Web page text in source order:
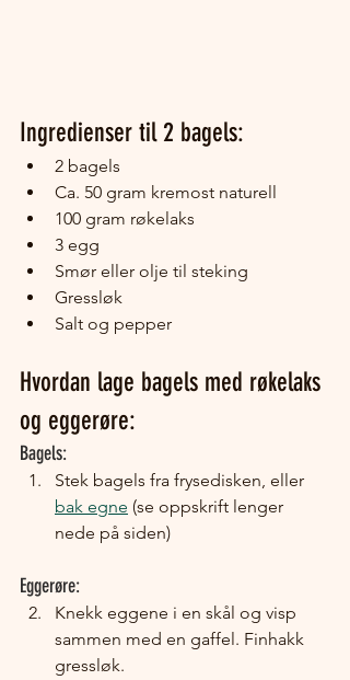
Ingredienser til 2 bagels:
2 bagels
Ca. 50 gram kremost naturell
100 gram røkelaks
3 egg
Smør eller olje til steking
Gressløk
Salt og pepper
Hvordan lage bagels med røkelaks
og eggerøre:
Bagels:
Stek bagels fra frysedisken, eller
bak egne (se oppskrift lenger
nede på siden)
Eggerøre:
Knekk eggene i en skål og visp
sammen med en gaffel. Finhakk
gressløk.